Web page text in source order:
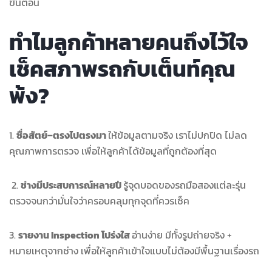
ทำไมลูกค้าหลายคนถึงไว้ใจ
เช็คสภาพรถกับเต็นท์คุณ
พ้ง?
1. ซื่อสัตย์–ตรงไปตรงมาให้ข้อมูลตามจริง เราไม่ปกปิด ไม่ลด
คุณภาพการตรวจ เพื่อให้ลูกค้าได้ข้อมูลที่ถูกต้องที่สุด
2. ช่างมีประสบการณ์หลายปีรู้จุดบอดของรถมือสองแต่ละรุ่น
ตรวจจนกว่ามั่นใจว่าครอบคลุมทุกจุดที่ควรเช็ค
3. รายงาน Inspection โปร่งใสอ่านง่าย มีทั้งรูปถ่ายจริง +
หมายเหตุจากช่าง เพื่อให้ลูกค้าเข้าใจแบบไม่ต้องมีพื้นฐานเรื่องรถ